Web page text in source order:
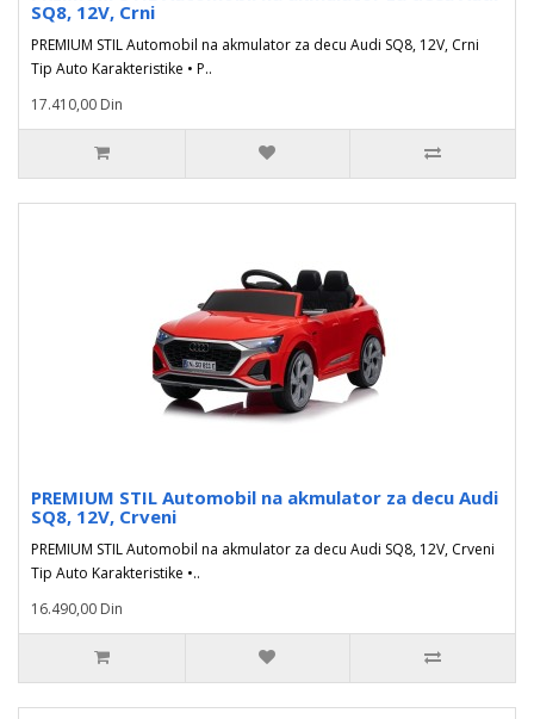
SQ8, 12V, Crni
PREMIUM STIL Automobil na akmulator za decu Audi SQ8, 12V, Crni
Tip Auto Karakteristike • P..
17.410,00 Din
PREMIUM STIL Automobil na akmulator za decu Audi
SQ8, 12V, Crveni
PREMIUM STIL Automobil na akmulator za decu Audi SQ8, 12V, Crveni
Tip Auto Karakteristike •..
16.490,00 Din